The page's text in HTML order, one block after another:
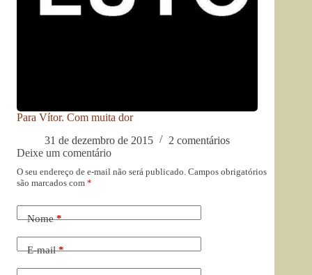
Para Vítor. Com muita dor
31 de dezembro de 2015
2 comentários
Deixe um comentário
O seu endereço de e-mail não será publicado. Campos obrigatórios
são marcados com *
Nome*
E-mail*